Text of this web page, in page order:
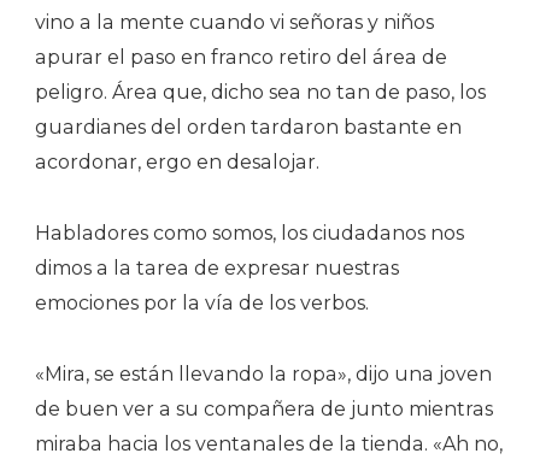
vino a la mente cuando vi señoras y niños
apurar el paso en franco retiro del área de
peligro. Área que, dicho sea no tan de paso, los
guardianes del orden tardaron bastante en
acordonar, ergo en desalojar.
Habladores como somos, los ciudadanos nos
dimos a la tarea de expresar nuestras
emociones por la vía de los verbos.
«Mira, se están llevando la ropa», dijo una joven
de buen ver a su compañera de junto mientras
miraba hacia los ventanales de la tienda. «Ah no,